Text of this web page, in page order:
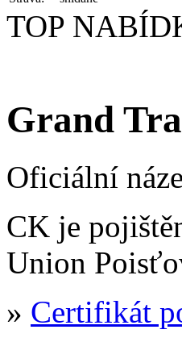
TOP
Grand
Oficiální
CK je
Union
» Certifikát